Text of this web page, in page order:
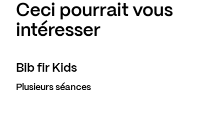
Ceci pourrait vous
intéresser
Bib fir Kids
Plusieurs séances